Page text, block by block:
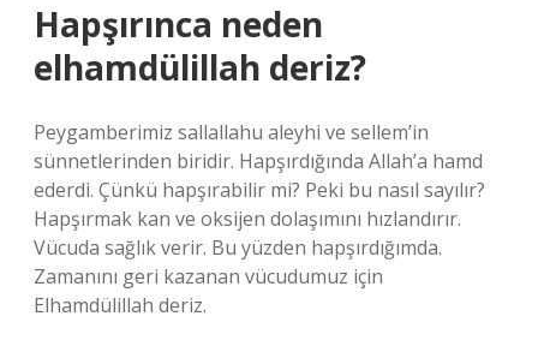
Hapşırınca neden
elhamdülillah deriz?
Peygamberimiz sallallahu aleyhi ve sellem’in
sünnetlerinden biridir. Hapşırdığında Allah’a hamd
ederdi. Çünkü hapşırabilir mi? Peki bu nasıl sayılır?
Hapşırmak kan ve oksijen dolaşımını hızlandırır.
Vücuda sağlık verir. Bu yüzden hapşırdığımda.
Zamanını geri kazanan vücudumuz için
Elhamdülillah deriz.